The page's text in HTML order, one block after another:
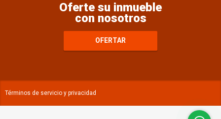
Oferte su inmueble
con nosotros
OFERTAR
Términos de servicio y privacidad